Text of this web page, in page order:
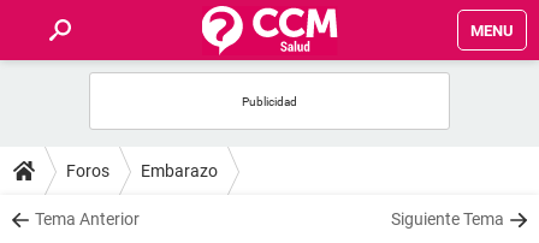
MENU
FOROS
SALUD
Foros Embarazo
Tema Anterior Siguiente Tema